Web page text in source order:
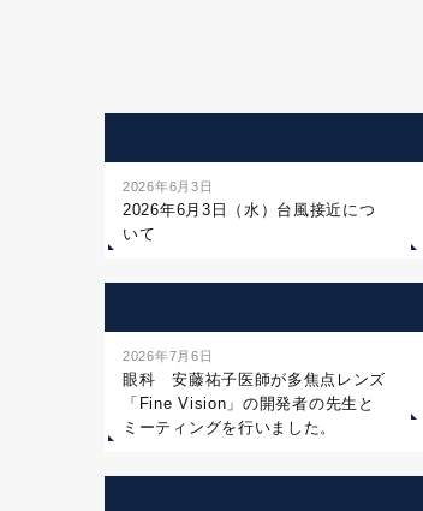
2026年6月3日
2026年6月3日（水）台風接近につ
いて
2026年7月6日
眼科 安藤祐子医師が多焦点レンズ
「Fine Vision」の開発者の先生と
ミーティングを行いました。